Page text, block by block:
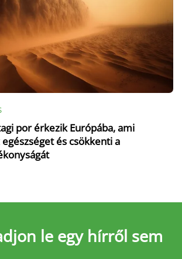
por érkezik Európába, ami
és csökkenti a
le egy hírről sem